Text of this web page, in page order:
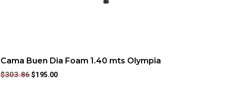
Cama Buen Dia Foam 1.40 mts Olympia
$303.86 $195.00